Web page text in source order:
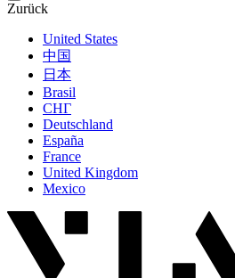
Zurück
United States
中国
日本
Brasil
СНГ
Deutschland
España
France
United Kingdom
Mexico